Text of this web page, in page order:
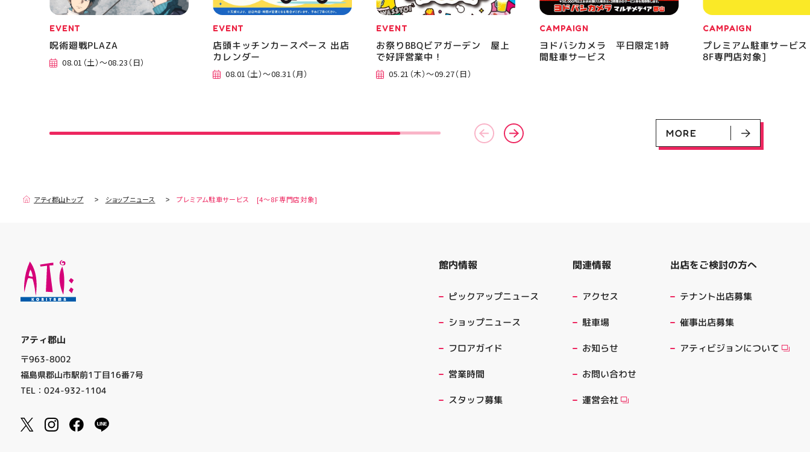
EVENT
呪術廻戦PLAZA
08.01（土）～08.23（日）
EVENT
店頭キッチンカースペース 出店
カレンダー
08.01（土）～08.31（月）
EVENT
お祭りBBQビアガーデン 屋上
で好評営業中！
05.21（木）～09.27（日）
CAMPAIGN
ヨドバシカメラ 平日限定1時
間駐車サービス
CAMPAIGN
プレミアム駐車サービ
8F専門店対象]
MORE
アティ郡山トップ ショップニュース プレミアム駐車サービス [4～8F専門店対象]
アティ郡山
〒963-8002
福島県郡山市駅前1丁目16番7号
TEL：024-932-1104
館内情報
ピックアップニュース
ショップニュース
フロアガイド
営業時間
スタッフ募集
関連情報
アクセス
駐車場
お知らせ
お問い合わせ
運営会社
出店をご検討の方へ
テナント出店募集
催事出店募集
アティビジョンについて